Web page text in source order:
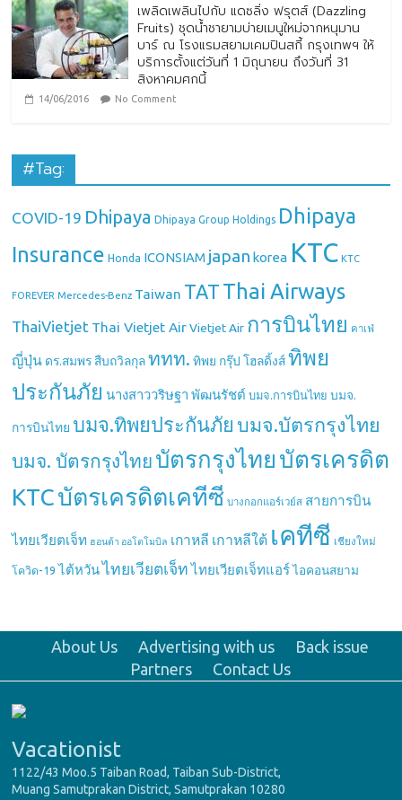
เพลิดเพลินไปกับ แดซลิ่ง ฟรุตส์ (Dazzling
Fruits) ชุดน้ำชายามบ่ายเมนูใหม่จากหนุมาน
บาร์ ณ โรงแรมสยามเคมปินสกี้ กรุงเทพฯ ให้
บริการตั้งแต่วันที่ 1 มิถุนายน ถึงวันที่ 31
สิงหาคมศกนี้
14/06/2016 No Comment
#Tag:
COVID-19 Dhipaya Dhipaya Group Holdings Dhipaya
Insurance Honda ICONSIAM japan korea KTC KTC
FOREVER Mercedes-Benz Taiwan TAT Thai Airways
ThaiVietjet Thai Vietjet Air Vietjet Air การบินไทย คาเฟ่
ญี่ปุ่น ดร.สมพร สืบถวิลกุล ททท. ทิพย กรุ๊ป โฮลดิ้งส์ ทิพย
ประกันภัย นางสาววริษฐา พัฒนรัชต์ บมจ.การบินไทย บมจ.
การบินไทย บมจ.ทิพยประกันภัย บมจ.บัตรกรุงไทย
บมจ. บัตรกรุงไทย บัตรกรุงไทย บัตรเครดิต
KTCบัตรเครดิตเคทีซี บางกอกแอร์เวย์ส สายการบิน
ไทยเวียตเจ็ท ฮอนด้า ออโตโมบิล เกาหลี เกาหลีใต้ เคทีซี เชียงใหม่
โควิด-19 ไต้หวัน ไทยเวียตเจ็ท ไทยเวียตเจ็ทแอร์ ไอคอนสยาม
About Us Advertising with us
Back issue
Partners
Contact Us
Vacationist
1122/43 Moo.5 Taiban Road, Taiban Sub-District,
Muang Samutprakan District, Samutprakan 10280